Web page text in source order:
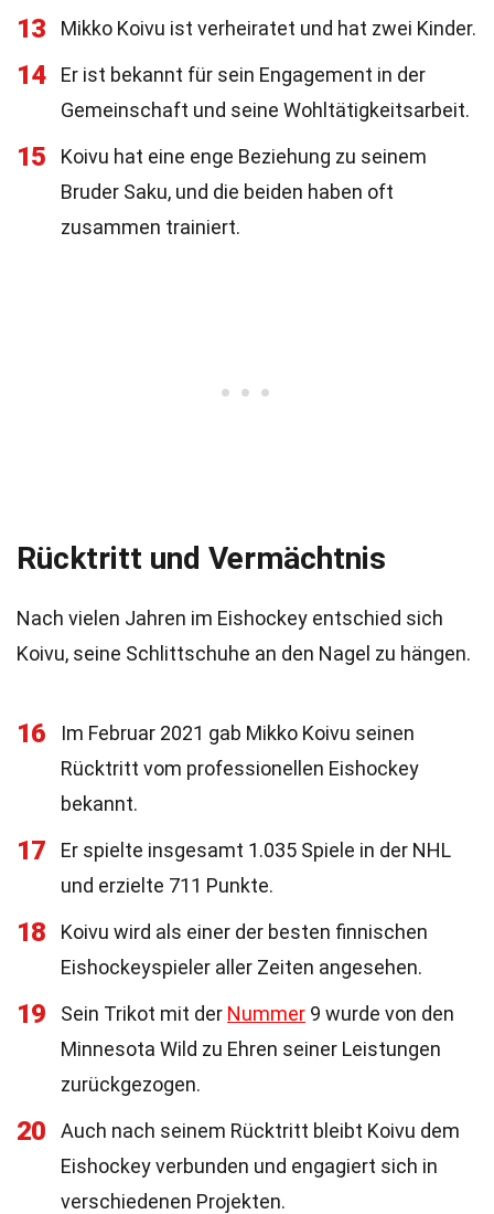
13 Mikko Koivu ist verheiratet und hat zwei Kinder.
14
Er ist bekannt für sein Engagement in der
Gemeinschaft und seine Wohltätigkeitsarbeit.
15
Koivu hat eine enge Beziehung zu seinem
Bruder Saku, und die beiden haben oft
zusammen trainiert.
Rücktritt und Vermächtnis
Nach vielen Jahren im Eishockey entschied sich
Koivu, seine Schlittschuhe an den Nagel zu hängen.
16
Im Februar 2021 gab Mikko Koivu seinen
Rücktritt vom professionellen Eishockey
bekannt.
17
Er spielte insgesamt 1.035 Spiele in der NHL
und erzielte 711 Punkte.
18
Koivu wird als einer der besten finnischen
Eishockeyspieler aller Zeiten angesehen.
19 Sein Trikot mit der Nummer 9 wurde von den
Minnesota Wild zu Ehren seiner Leistungen
zurückgezogen.
20
Auch nach seinem Rücktritt bleibt Koivu dem
Eishockey verbunden und engagiert sich in
verschiedenen Projekten.